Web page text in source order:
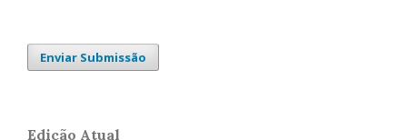
Enviar Submissão
Edição Atual